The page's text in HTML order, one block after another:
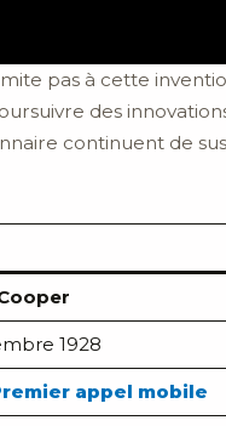
pas à cette
des
continuent de
1928
appel mobile